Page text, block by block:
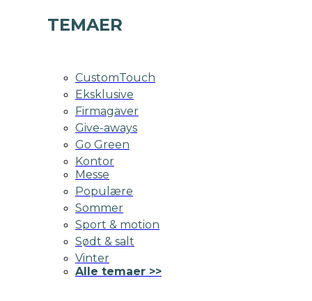
TEMAER
CustomTouch
Eksklusive
Firmagaver
Give-aways
Go Green
Kontor
Messe
Populære
Sommer
Sport & motion
Sødt & salt
Vinter
Alle temaer >>